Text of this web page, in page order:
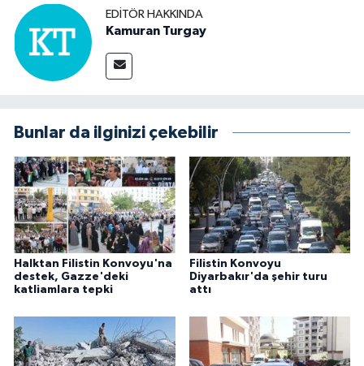
EDITÖR HAKKINDA
Kamuran Turgay
Bunlar da ilginizi çekebilir
Halktan Filistin Konvoyu'na
destek, Gazze'deki
katliamlara tepki
Filistin Konvoyu
Diyarbakır'da şehir turu
attı